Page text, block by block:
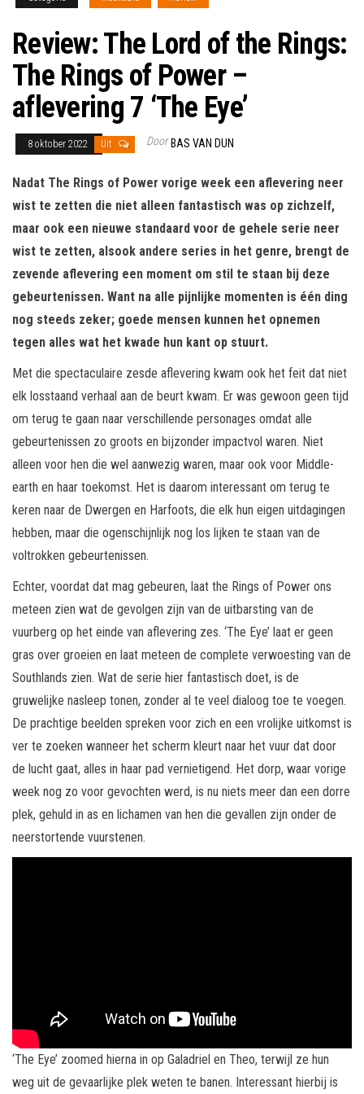
Review: The Lord of the Rings:
The Rings of Power –
aflevering 7 ‘The Eye’
8 oktober 2022 Uit Door BAS VAN DUN
Nadat The Rings of Power vorige week een aflevering neer
wist te zetten die niet alleen fantastisch was op zichzelf,
maar ook een nieuwe standaard voor de gehele serie neer
wist te zetten, alsook andere series in het genre, brengt de
zevende aflevering een moment om stil te staan bij deze
gebeurtenissen. Want na alle pijnlijke momenten is één ding
nog steeds zeker; goede mensen kunnen het opnemen
tegen alles wat het kwade hun kant op stuurt.
Met die spectaculaire zesde aflevering kwam ook het feit dat niet
elk losstaand verhaal aan de beurt kwam. Er was gewoon geen tijd
om terug te gaan naar verschillende personages omdat alle
gebeurtenissen zo groots en bijzonder impactvol waren. Niet
alleen voor hen die wel aanwezig waren, maar ook voor Middle-
earth en haar toekomst. Het is daarom interessant om terug te
keren naar de Dwergen en Harfoots, die elk hun eigen uitdagingen
hebben, maar die ogenschijnlijk nog los lijken te staan van de
voltrokken gebeurtenissen.
Echter, voordat dat mag gebeuren, laat the Rings of Power ons
meteen zien wat de gevolgen zijn van de uitbarsting van de
vuurberg op het einde van aflevering zes. ‘The Eye’ laat er geen
gras over groeien en laat meteen de complete verwoesting van de
Southlands zien. Wat de serie hier fantastisch doet, is de
gruwelijke nasleep tonen, zonder al te veel dialoog toe te voegen.
De prachtige beelden spreken voor zich en een vrolijke uitkomst is
ver te zoeken wanneer het scherm kleurt naar het vuur dat door
de lucht gaat, alles in haar pad vernietigend. Het dorp, waar vorige
week nog zo voor gevochten werd, is nu niets meer dan een dorre
plek, gehuld in as en lichamen van hen die gevallen zijn onder de
neerstortende vuurstenen.
‘The Eye’ zoomed hierna in op Galadriel en Theo, terwijl ze hun
weg uit de gevaarlijke plek weten te banen. Interessant hierbij is